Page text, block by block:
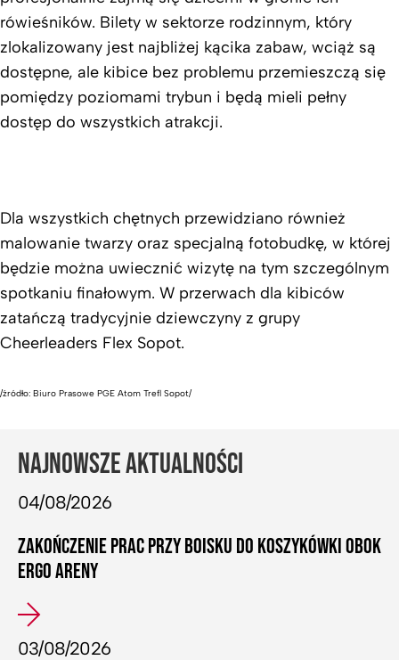
rówieśników. Bilety w sektorze rodzinnym, który
zlokalizowany jest najbliżej kącika zabaw, wciąż są
dostępne, ale kibice bez problemu przemieszczą się
pomiędzy poziomami trybun i będą mieli pełny
dostęp do wszystkich atrakcji.
Dla wszystkich chętnych przewidziano również
malowanie twarzy oraz specjalną fotobudkę, w której
będzie można uwiecznić wizytę na tym szczególnym
spotkaniu finałowym. W przerwach dla kibiców
zatańczą tradycyjnie dziewczyny z grupy
Cheerleaders Flex Sopot.
/źródło: Biuro Prasowe PGE Atom Trefl Sopot/
NAJNOWSZE AKTUALNOŚCI
04/08/2026
ZAKOŃCZENIE PRAC PRZY BOISKU DO KOSZYKÓWKI OBOK
ERGO ARENY
03/08/2026